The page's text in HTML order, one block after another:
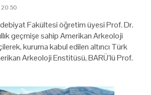
20:50
Fakültesi öğretim üyesi Prof. Dr.
geçmişe sahip Amerikan Arkeoloji
kuruma kabul edilen altıncı Türk
Arkeoloji Enstitüsü, BARÜ’lü Prof.